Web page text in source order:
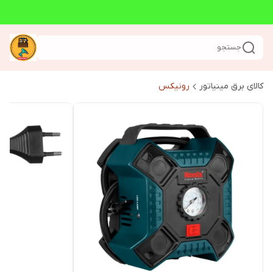
جستجو
کالای برق مینیاتور رونیکس